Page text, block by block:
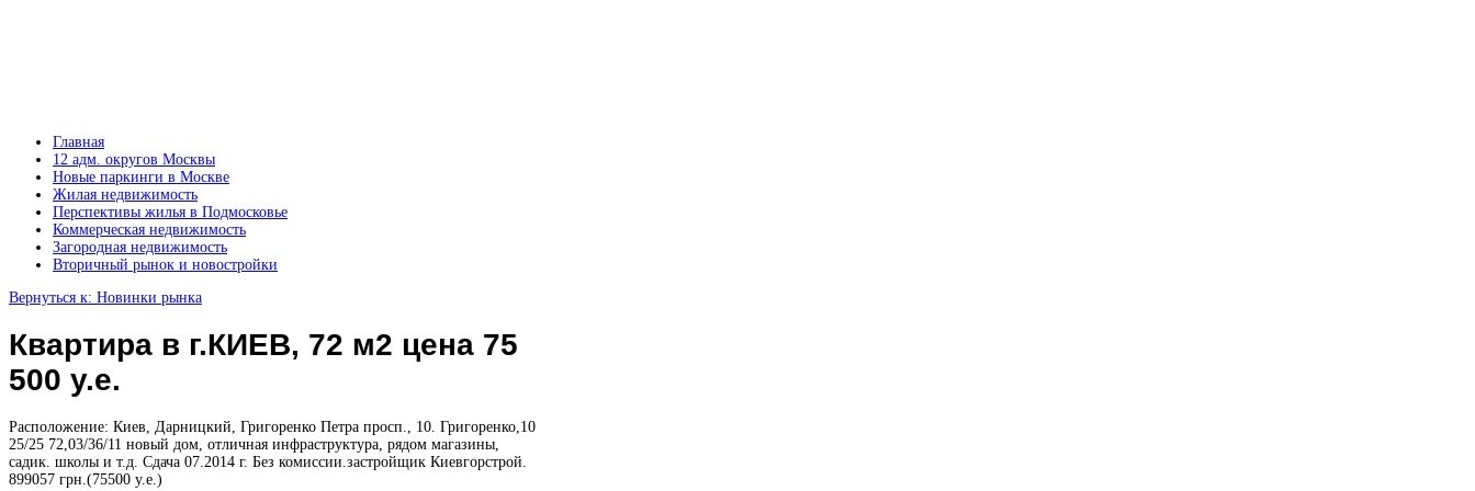
Главная
12 адм. округов Москвы
Новые паркинги в Москве
Жилая недвижимость
Перспективы жилья в Подмосковье
Коммерческая недвижимость
Загородная недвижимость
Вторичный рынок и новостройки
Вернуться к: Новинки рынка
Квартира в г.КИЕВ, 72 м2 цена 75
500 у.е.
Расположение: Киев, Дарницкий, Григоренко Петра просп., 10. Григоренко,10
25/25 72,03/36/11 новый дом, отличная инфраструктура, рядом магазины,
садик. школы и т.д. Сдача 07.2014 г. Без комиссии.застройщик Киевгорстрой.
899057 грн.(75500 у.е.)